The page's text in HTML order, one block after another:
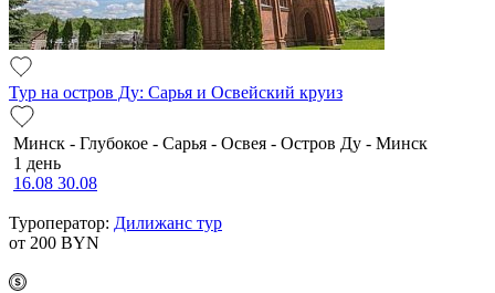
Тур на остров Ду: Сарья и Освейский круиз
Минск - Глубокое - Сарья - Освея - Остров Ду - Минск
1 день
16.08 30.08
Туроператор: Дилижанс тур
от 200 BYN